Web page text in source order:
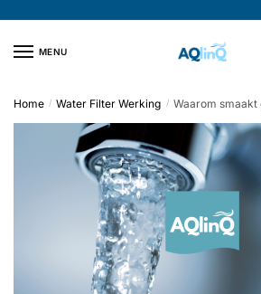
navigatie
inhoudMENU
Home / Water Filter Werking / Waarom